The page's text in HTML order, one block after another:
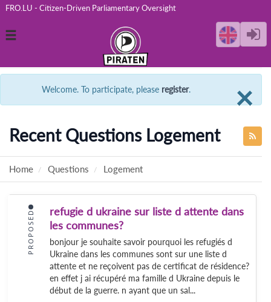
FRO.LU - Citizen-Driven Parliamentary Oversight
Toggle
×
Welcome. To participate, please register.
Recent Questions Logement
Home Questions Logement
PROPOSED
refugie d ukraine sur liste d attente dans
les communes?
bonjour je souhaite savoir pourquoi les refugiés d
Ukraine dans les communes sont sur une liste d
attente et ne reçoivent pas de certificat de résidence?
en effet j ai récupéré ma famille d Ukraine depuis le
début de la guerre. n ayant que un sal...